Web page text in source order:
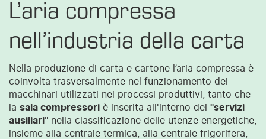
L’aria compressa
nell’industria della carta
Nella produzione di carta e cartone l’aria compressa è
coinvolta trasversalmente nel funzionamento dei
macchinari utilizzati nei processi produttivi, tanto che
la sala compressori è inserita all'interno dei "servizi
ausiliari" nella classificazione delle utenze energetiche,
insieme alla centrale termica, alla centrale frigorifera,